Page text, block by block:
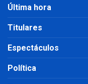
Última hora
Titulares
Espectáculos
Política